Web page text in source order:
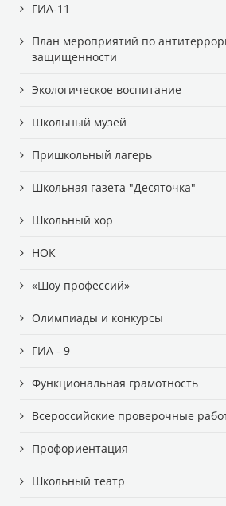
ГИА-11
План мероприятий по
защищенности
Экологическое воспитание
Школьный музей
Пришкольный лагерь
Школьная газета "Десяточка"
Школьный хор
НОК
«Шоу профессий»
Олимпиады и конкурсы
ГИА - 9
Функциональная грамотность
Всероссийские проверочные
Профориентация
Школьный театр